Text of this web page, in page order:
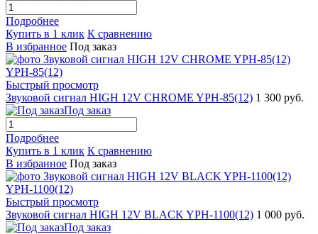
Подробнее
Купить в 1 клик К сравнению
В избранное Под заказ
Быстрый просмотр
Звуковой сигнал HIGH 12V CHROME YPH-85(12) 1 300 руб.
Под заказ
Подробнее
Купить в 1 клик К сравнению
В избранное Под заказ
Быстрый просмотр
Звуковой сигнал HIGH 12V BLACK YPH-1100(12) 1 000 руб.
Под заказ